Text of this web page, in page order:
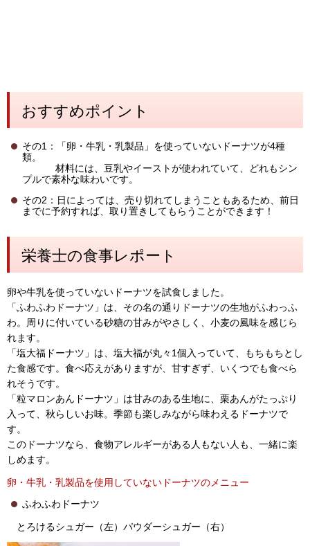
おすすめポイント
その1：「卵・牛乳・乳製品」を使っていないドーナツが4種
類。
材料には、豆乳やイーストが使われていて、どれもシン
プルで素朴な味わいです。
その2：日によっては、売り切れてしまうこともあるため、前日
までに予約すれば、取り置きしてもらうことができます！
栄養士の食事レポート
卵や牛乳を使っていないドーナツを試食しました。
「ふわふわドーナツ」は、その名の通りドーナツの生地がふわっふ
わ。周りに付いている砂糖の甘みがやさしく、小麦の風味を感じら
れます。
「塩大福ドーナツ」は、塩大福が丸々1個入っていて、もちもちとし
た食感です。食べ応えがありますが、甘すぎず、いくつでも食べら
れそうです。
「粒マロンあんドーナツ」は甘みのある生地に、栗あんがたっぷり
入って、秋らしいお味。季節も楽しみながら味わえるドーナツで
す。
このドーナツなら、食物アレルギーがある人もない人も、一緒に楽
しめます。
卵・牛乳・乳製品を使用していないドーナツのメニュー
ふわふわドーナツ
とろけるシュガー（左）パウダーシュガー（右）